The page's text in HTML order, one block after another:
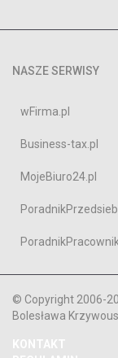
NASZE SERWISY
wFirma.pl
Business-tax.pl
MojeBiuro24.pl
© Copyright 2006-
Bolesława
KONTAKT